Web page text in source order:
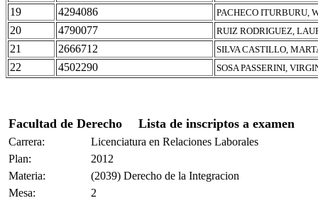
19 4294086 PACHECO ITURBURU,
20 4790077 RUIZ RODRIGUEZ,
21 2666712 SILVA CASTILLO,
22 4502290 SOSA PASSERINI,
Facultad de Derecho Lista de inscriptos a examen
Carrera:
Licenciatura en Relaciones Laborales
Plan:
2012
Materia:
(2039) Derecho de la Integracion
Mesa:
2